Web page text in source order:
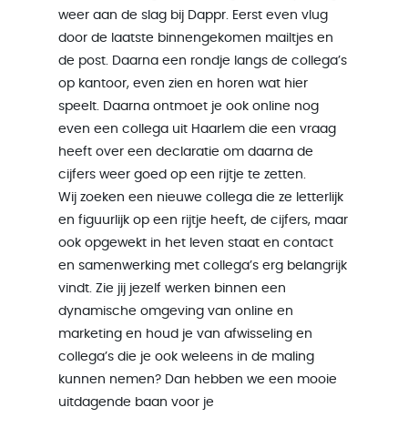
weer aan de slag bij Dappr. Eerst even vlug
door de laatste binnengekomen mailtjes en
de post. Daarna een rondje langs de collega’s
op kantoor, even zien en horen wat hier
speelt. Daarna ontmoet je ook online nog
even een collega uit Haarlem die een vraag
heeft over een declaratie om daarna de
cijfers weer goed op een rijtje te zetten.
Wij zoeken een nieuwe collega die ze letterlijk
en figuurlijk op een rijtje heeft, de cijfers, maar
ook opgewekt in het leven staat en contact
en samenwerking met collega’s erg belangrijk
vindt. Zie jij jezelf werken binnen een
dynamische omgeving van online en
marketing en houd je van afwisseling en
collega’s die je ook weleens in de maling
kunnen nemen? Dan hebben we een mooie
uitdagende baan voor je